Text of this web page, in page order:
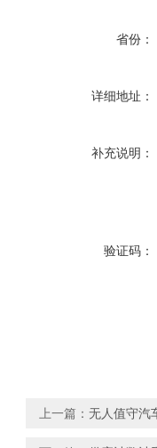
省份：
详细地址：
补充说明：
验证码：
上一篇： 无人值守汽